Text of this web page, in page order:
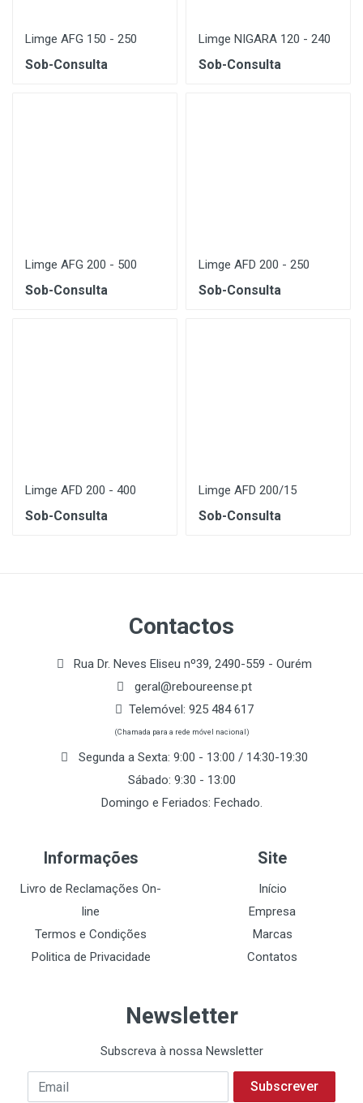
Limge AFG 150 - 250
Sob-Consulta
Limge NIGARA 120 - 240
Sob-Consulta
Limge AFG 200 - 500
Sob-Consulta
Limge AFD 200 - 250
Sob-Consulta
Limge AFD 200 - 400
Sob-Consulta
Limge AFD 200/15
Sob-Consulta
Contactos
Rua Dr. Neves Eliseu nº39, 2490-559 - Ourém
geral@reboureense.pt
Telemóvel: 925 484 617
(Chamada para a rede móvel nacional)
Segunda a Sexta: 9:00 - 13:00 / 14:30-19:30
Sábado: 9:30 - 13:00
Domingo e Feriados: Fechado.
Informações
Livro de Reclamações On-
line
Termos e Condições
Politica de Privacidade
Site
Início
Empresa
Marcas
Contatos
Newsletter
Subscreva à nossa Newsletter
Subscrever